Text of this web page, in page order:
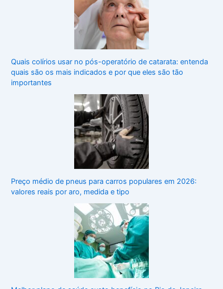
Quais colírios usar no pós-operatório de catarata: entenda
quais são os mais indicados e por que eles são tão
importantes
Preço médio de pneus para carros populares em 2026:
valores reais por aro, medida e tipo